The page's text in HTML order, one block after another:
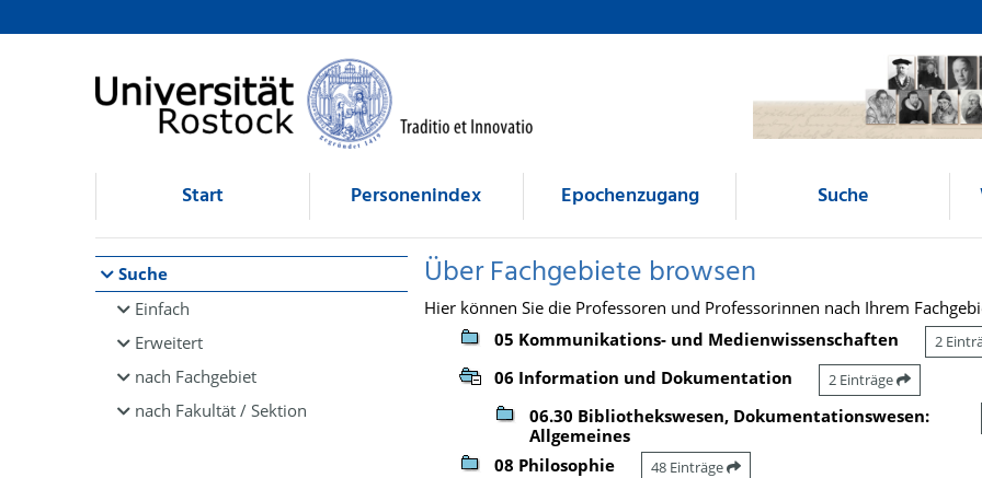
Browsen
direkt zum Inhalt
Start Personenindex Epochenzugang Suche
Suche
Einfach
Erweitert
nach Fachgebiet
nach Fakultät / Sektion
Über Fachgebiete browsen
Hier können Sie die Professoren und Professorinnen nach Ihrem
05 Kommunikations- und Medienwissenschaften
2
06 Information und Dokumentation 2 Einträge
06.30 Bibliothekswesen, Dokumentationswesen:
Allgemeines
08 Philosophie 48 Einträge